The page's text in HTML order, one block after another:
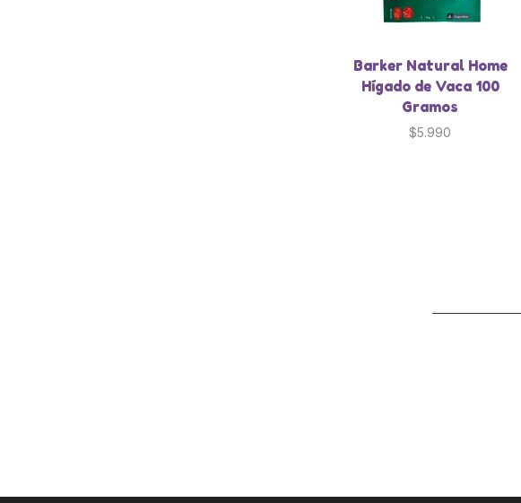
Barker Natural Home
Hígado de Vaca 100
Gramos
$5.990